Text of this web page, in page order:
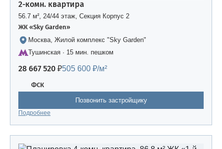
2-комн. квартира
56.7 м², 24/44 этаж, Секция Корпус 2
ЖК «Sky Garden»
Москва, Жилой комплекс "Sky Garden"
Тушинская · 15 мин. пешком
28 667 520 ₽505 600 ₽/м²
ФСК
Позвонить застройщику
Подробнее